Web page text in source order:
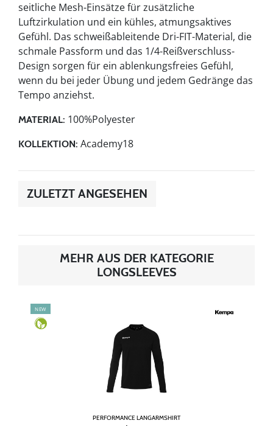
seitliche Mesh-Einsätze für zusätzliche
Luftzirkulation und ein kühles, atmungsaktives
Gefühl. Das schweißableitende Dri-FIT-Material, die
schmale Passform und das 1/4-Reißverschluss-
Design sorgen für ein ablenkungsfreies Gefühl,
wenn du bei jeder Übung und jedem Gedränge das
Tempo anziehst.
MATERIAL: 100%Polyester
KOLLEKTION: Academy18
ZULETZT ANGESEHEN
MEHR AUS DER KATEGORIE
LONGSLEEVES
NEW
PERFORMANCE LANGARMSHIRT